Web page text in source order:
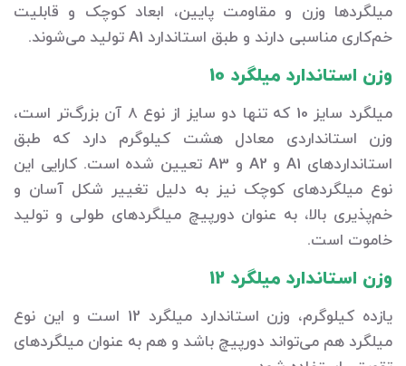
میلگردها وزن و مقاومت پایین، ابعاد کوچک و قابلیت
خم‌کاری مناسبی دارند و طبق استاندارد A1 تولید می‌شوند.
وزن استاندارد میلگرد 10
میلگرد سایز 10 که تنها دو سایز از نوع 8 آن بزرگ‌تر است،
وزن استانداردی معادل هشت کیلوگرم دارد که طبق
استانداردهای A1 و A2 و A3 تعیین شده است. کارایی این
نوع میلگردهای کوچک نیز به دلیل تغییر شکل آسان و
خم‌پذیری بالا، به عنوان دورپیچ میلگردهای طولی و تولید
خاموت است.
وزن استاندارد میلگرد 12
یازده کیلوگرم، وزن استاندارد میلگرد 12 است و این نوع
میلگرد هم می‌تواند دورپیچ باشد و هم به عنوان میلگردهای